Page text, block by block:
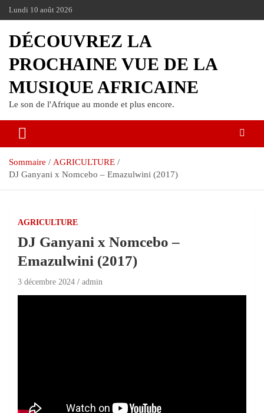
Lundi 10 août 2026
DÉCOUVREZ LA
PROCHAINE VUE DE LA
MUSIQUE AFRICAINE
Le son de l'Afrique au monde et plus encore.
Sommaire
AGRICULTURE
DJ Ganyani x Nomcebo – Emazulwini (2017)
AGRICULTURE
DJ Ganyani x Nomcebo –
Emazulwini (2017)
3 décembre 2024 admin